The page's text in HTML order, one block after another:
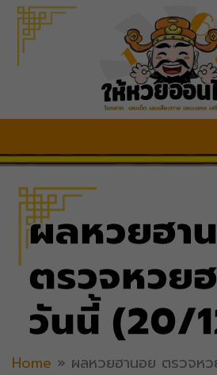
ผลหวยฮา
ตรวจหวย
วันนี้ (20/
Home » ผลหวยฮานอย ตรวจห